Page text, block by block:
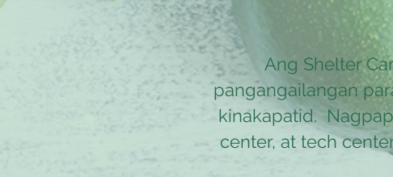
Ang Shelter
pangangailangan
kinakapatid.
center, at tech